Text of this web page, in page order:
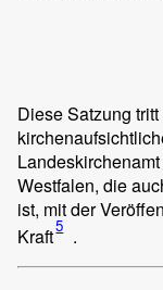
Diese Satzung
Westfalen, die
ist, mit der
Kraft5 .